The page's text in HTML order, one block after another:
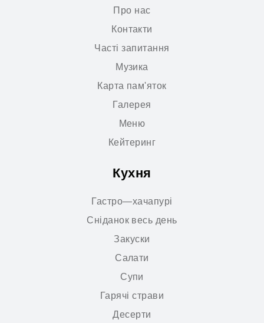
Про нас
Контакти
Часті запитання
Музика
Карта пам'яток
Галерея
Меню
Кейтеринг
Кухня
Гастро—хачапурі
Сніданок весь день
Закуски
Салати
Супи
Гарячі страви
Десерти